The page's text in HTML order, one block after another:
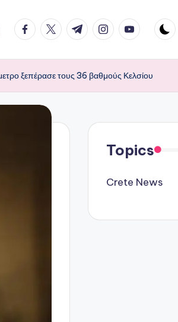
facebook.com
twitter.com
t.me instagram.com
youtube.com
ξεπέρασε τους 36 βαθμούς Κελσίου
Topics
Crete News